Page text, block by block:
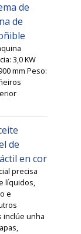
de
de
3,0 KW
mm Peso:
de
en cor
precisa
líquidos,
e
inclúe unha